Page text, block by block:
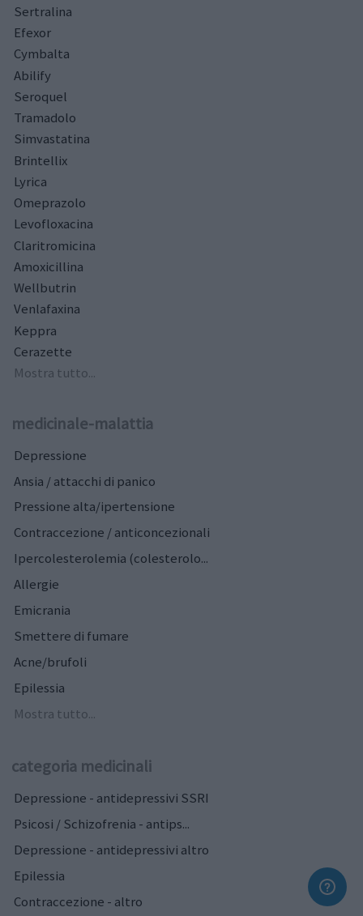
Sertralina
Efexor
Cymbalta
Abilify
Seroquel
Tramadolo
Simvastatina
Brintellix
Lyrica
Omeprazolo
Levofloxacina
Claritromicina
Amoxicillina
Wellbutrin
Venlafaxina
Keppra
Cerazette
Mostra tutto...
medicinale-malattia
Depressione
Ansia / attacchi di panico
Pressione alta/ipertensione
Contraccezione / anticoncezionali
Ipercolesterolemia (colesterolo...
Allergie
Emicrania
Smettere di fumare
Acne/brufoli
Epilessia
Mostra tutto...
categoria medicinali
Depressione - antidepressivi SSRI
Psicosi / Schizofrenia - antips...
Depressione - antidepressivi altro
Epilessia
Contraccezione - altro